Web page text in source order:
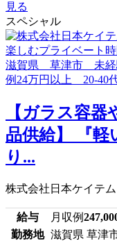
見る
スペシャル
【ガラス容
品供給】 『
り...
株式会社日本ケイテム
給与 月収例
勤務地 滋賀県 草津